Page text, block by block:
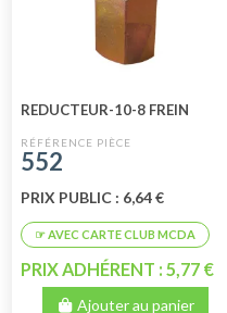
REDUCTEUR-10-8 FREIN
552
PRIX PUBLIC : 6,64 €
PRIX ADHÉRENT : 5,77 €
Ajouter au panier